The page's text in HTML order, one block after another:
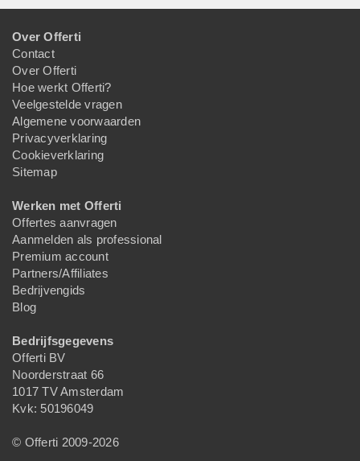
Over Offerti
Contact
Over Offerti
Hoe werkt Offerti?
Veelgestelde vragen
Algemene voorwaarden
Privacyverklaring
Cookieverklaring
Sitemap
Werken met Offerti
Offertes aanvragen
Aanmelden als professional
Premium account
Partners/Affiliates
Bedrijvengids
Blog
Bedrijfsgegevens
Offerti BV
Noorderstraat 66
1017 TV Amsterdam
Kvk: 50196049
© Offerti 2009-2026